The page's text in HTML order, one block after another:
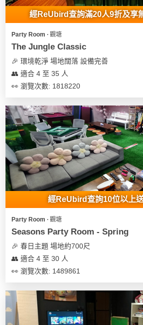
經ReUbird查詢滿20人9折及享
Party Room ∙ 觀塘
The Jungle Classic
🎉 環境乾淨 場地闊落 設備完善
👥 適合 4 至 35 人
👀 瀏覽次數: 1818220
經ReUbird查詢10位以上
Party Room ∙ 觀塘
Seasons Party Room - Spring
🎉 春日主題 場地約700尺
👥 適合 4 至 30 人
👀 瀏覽次數: 1489861